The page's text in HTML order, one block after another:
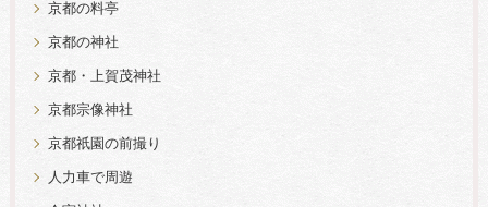
京都の料亭
京都の神社
京都・上賀茂神社
京都宗像神社
京都祇園の前撮り
人力車で周遊